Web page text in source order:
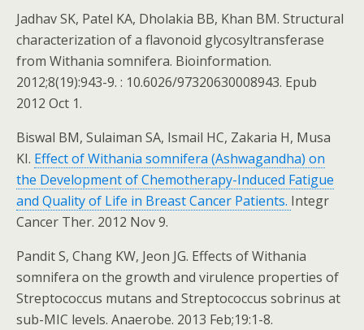
Jadhav SK, Patel KA, Dholakia BB, Khan BM. Structural
characterization of a flavonoid glycosyltransferase
from Withania somnifera. Bioinformation.
2012;8(19):943-9. : 10.6026/97320630008943. Epub
2012 Oct 1.
Biswal BM, Sulaiman SA, Ismail HC, Zakaria H, Musa
KI. Effect of Withania somnifera (Ashwagandha) on
the Development of Chemotherapy-Induced Fatigue
and Quality of Life in Breast Cancer Patients. Integr
Cancer Ther. 2012 Nov 9.
Pandit S, Chang KW, Jeon JG. Effects of Withania
somnifera on the growth and virulence properties of
Streptococcus mutans and Streptococcus sobrinus at
sub-MIC levels. Anaerobe. 2013 Feb;19:1-8.